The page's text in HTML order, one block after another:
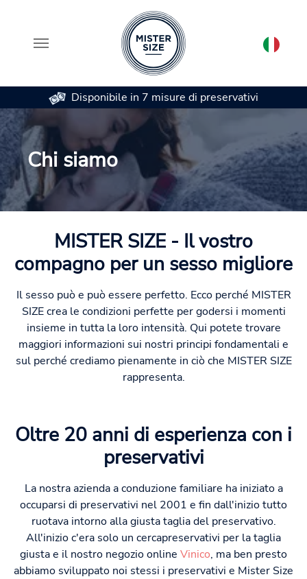
Skip to main content
Disponibile in 7 misure di preservativi
Chi siamo
MISTER SIZE - Il vostro
compagno per un sesso migliore
Il sesso può e può essere perfetto. Ecco perché MISTER
SIZE crea le condizioni perfette per godersi i momenti
insieme in tutta la loro intensità. Qui potete trovare
maggiori informazioni sui nostri principi fondamentali e
sul perché crediamo pienamente in ciò che MISTER SIZE
rappresenta.
Oltre 20 anni di esperienza con i
preservativi
La nostra azienda a conduzione familiare ha iniziato a
occuparsi di preservativi nel 2001 e fin dall'inizio tutto
ruotava intorno alla giusta taglia del preservativo.
All'inizio c'era solo un cercapreservativi per la taglia
giusta e il nostro negozio online Vinico, ma ben presto
abbiamo sviluppato noi stessi i preservativi e Mister Size